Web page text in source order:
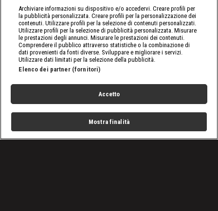
Archiviare informazioni su dispositivo e/o accedervi. Creare profili per
la pubblicità personalizzata. Creare profili per la personalizzazione dei
contenuti. Utilizzare profili per la selezione di contenuti personalizzati.
Utilizzare profili per la selezione di pubblicità personalizzata. Misurare
le prestazioni degli annunci. Misurare le prestazioni dei contenuti.
Comprendere il pubblico attraverso statistiche o la combinazione di
dati provenienti da fonti diverse. Sviluppare e migliorare i servizi.
Utilizzare dati limitati per la selezione della pubblicità.
Elenco dei partner (fornitori)
Accetto
Mostra finalità